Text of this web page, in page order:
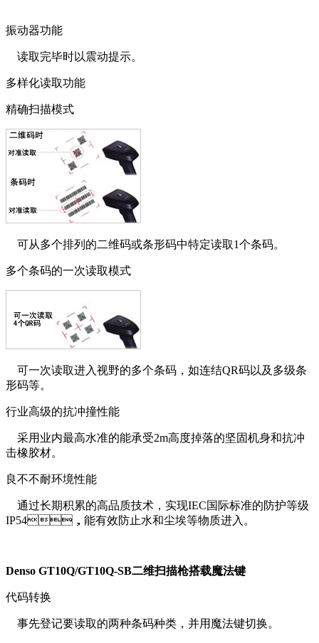
振动器功能
读取完毕时以震动提示。
多样化读取功能
精确扫描模式
可从多个排列的二维码或条形码中特定读取1个条码。
多个条码的一次读取模式
可一次读取进入视野的多个条码，如连结QR码以及多级条
形码等。
行业高级的抗冲撞性能
采用业内最高水准的能承受2m高度掉落的坚固机身和抗冲
击橡胶材。
良不不耐环境性能
通过长期积累的高品质技术，实现IEC国际标准的防护等级
IP54，能有效防止水和尘埃等物质进入。
Denso GT10Q/GT10Q-SB二维扫描枪搭载魔法键
代码转换
事先登记要读取的两种条码种类，并用魔法键切换。